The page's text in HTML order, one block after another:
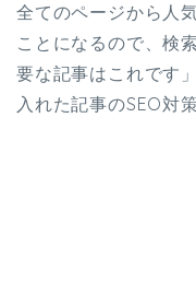
全てのページから人
ことになるので、検
要な記事はこれです
入れた記事のSEO対